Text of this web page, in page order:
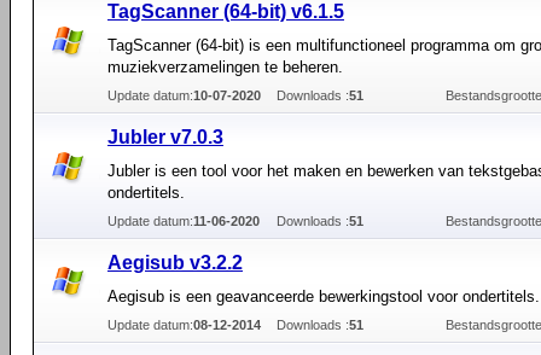
TagScanner (64-bit) v6.1.5
TagScanner (64-bit) is een multifunctioneel programma om
muziekverzamelingen te beheren.
Update datum:10-07-2020 Downloads :51
Jubler v7.0.3
Jubler is een tool voor het maken en bewerken van
ondertitels.
Update datum:11-06-2020 Downloads :51
Aegisub v3.2.2
Aegisub is een geavanceerde bewerkingstool voor ondertitels.
Update datum:08-12-2014 Downloads :51